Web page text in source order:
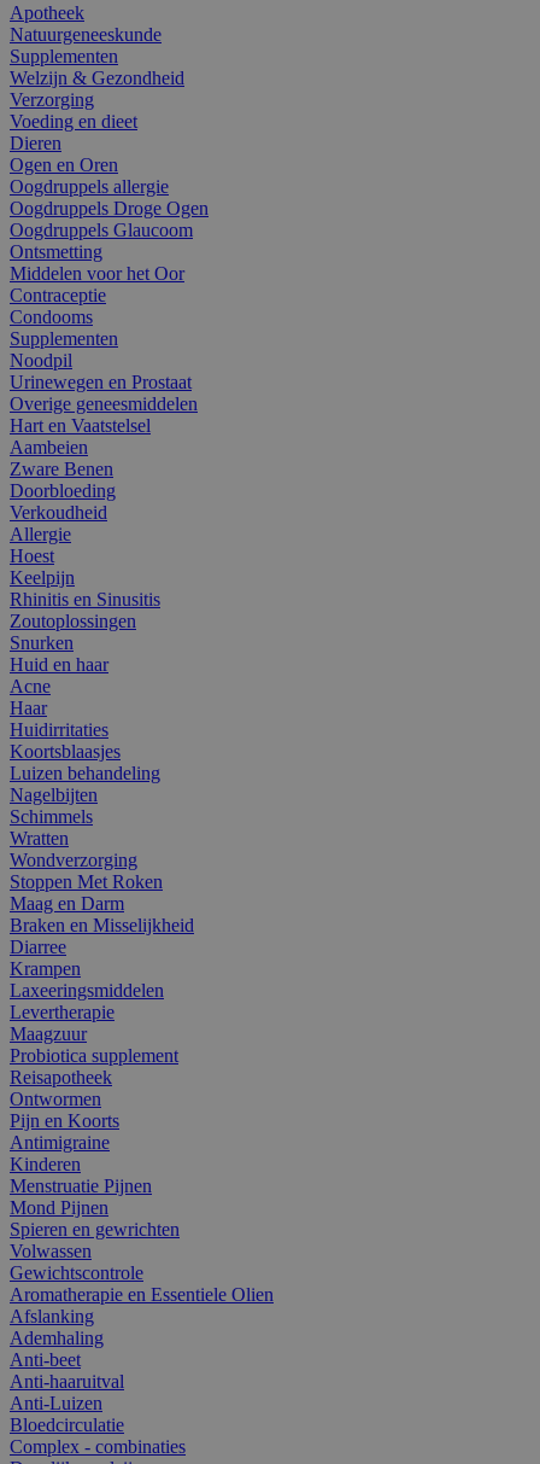
Apotheek
Natuurgeneeskunde
Supplementen
Welzijn & Gezondheid
Verzorging
Voeding en dieet
Dieren
Ogen en Oren
Oogdruppels allergie
Oogdruppels Droge Ogen
Oogdruppels Glaucoom
Ontsmetting
Middelen voor het Oor
Contraceptie
Condooms
Supplementen
Noodpil
Urinewegen en Prostaat
Overige geneesmiddelen
Hart en Vaatstelsel
Aambeien
Zware Benen
Doorbloeding
Verkoudheid
Allergie
Hoest
Keelpijn
Rhinitis en Sinusitis
Zoutoplossingen
Snurken
Huid en haar
Acne
Haar
Huidirritaties
Koortsblaasjes
Luizen behandeling
Nagelbijten
Schimmels
Wratten
Wondverzorging
Stoppen Met Roken
Maag en Darm
Braken en Misselijkheid
Diarree
Krampen
Laxeeringsmiddelen
Levertherapie
Maagzuur
Probiotica supplement
Reisapotheek
Ontwormen
Pijn en Koorts
Antimigraine
Kinderen
Menstruatie Pijnen
Mond Pijnen
Spieren en gewrichten
Volwassen
Gewichtscontrole
Aromatherapie en Essentiele Olien
Afslanking
Ademhaling
Anti-beet
Anti-haaruitval
Anti-Luizen
Bloedcirculatie
Complex - combinaties